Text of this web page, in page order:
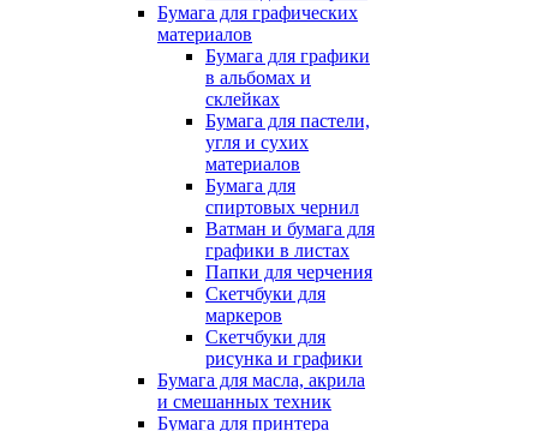
Бумага для графических
материалов
Бумага для графики
в альбомах и
склейках
Бумага для пастели,
угля и сухих
материалов
Бумага для
спиртовых чернил
Ватман и бумага для
графики в листах
Папки для черчения
Скетчбуки для
маркеров
Скетчбуки для
рисунка и графики
Бумага для масла, акрила
и смешанных техник
Бумага для принтера